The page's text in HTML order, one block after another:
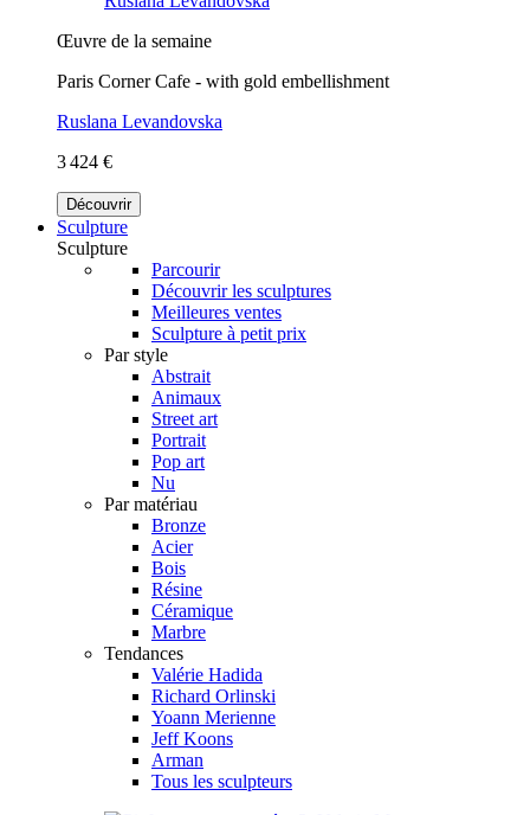
Œuvre de la semaine
Paris Corner Cafe - with gold embellishment
Ruslana Levandovska
3 424 €
Découvrir
Sculpture
Sculpture
Parcourir
Découvrir les sculptures
Meilleures ventes
Sculpture à petit prix
Par style
Abstrait
Animaux
Street art
Portrait
Pop art
Nu
Par matériau
Bronze
Acier
Bois
Résine
Céramique
Marbre
Tendances
Valérie Hadida
Richard Orlinski
Yoann Merienne
Jeff Koons
Arman
Tous les sculpteurs